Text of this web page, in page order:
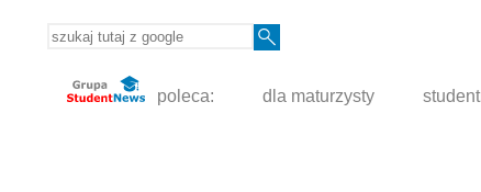
poleca: dla maturzysty